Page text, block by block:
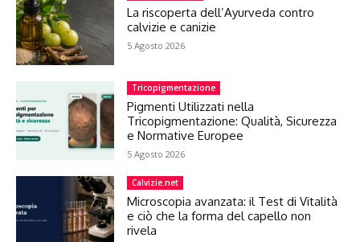
La riscoperta dell’Ayurveda contro
calvizie e canizie
5 Agosto 2026
Tricopigmentazione
Pigmenti Utilizzati nella
Tricopigmentazione: Qualità, Sicurezza
e Normative Europee
5 Agosto 2026
Calvizie.net
Microscopia avanzata: il Test di Vitalità
e ciò che la forma del capello non
rivela